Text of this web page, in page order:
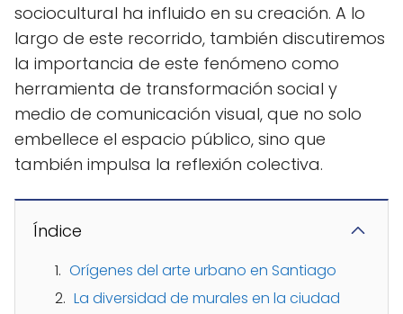
sociocultural ha influido en su creación. A lo
largo de este recorrido, también discutiremos
la importancia de este fenómeno como
herramienta de transformación social y
medio de comunicación visual, que no solo
embellece el espacio público, sino que
también impulsa la reflexión colectiva.
Índice
Orígenes del arte urbano en Santiago
La diversidad de murales en la ciudad